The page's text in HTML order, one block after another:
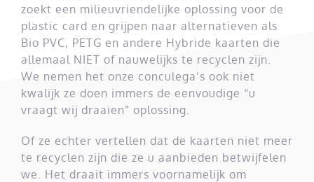
zoekt een milieuvriendelijke oplossing voor de
plastic card en grijpen naar alternatieven als
Bio PVC, PETG en andere Hybride kaarten die
allemaal NIET of nauwelijks te recyclen zijn.
We nemen het onze conculega’s ook niet
kwalijk ze doen immers de eenvoudige “u
vraagt wij draaien” oplossing.
Of ze echter vertellen dat de kaarten niet meer
te recyclen zijn die ze u aanbieden betwijfelen
we. Het draait immers voornamelijk om